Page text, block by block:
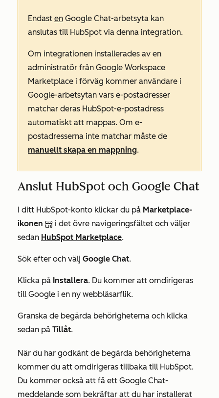
Endast en Google Chat-arbetsyta kan
anslutas till HubSpot via denna integration.
Om integrationen installerades av en
administratör från Google Workspace
Marketplace i förväg kommer användare i
Google-arbetsytan vars e-postadresser
matchar deras HubSpot-e-postadress
automatiskt att mappas. Om e-
postadresserna inte matchar måste de
manuellt skapa en mappning.
Anslut HubSpot och Google Chat
I ditt HubSpot-konto klickar du på Marketplace-
ikonen
i det övre navigeringsfältet och väljer
sedan HubSpot Marketplace.
Sök efter och välj Google Chat.
Klicka på Installera. Du kommer att omdirigeras
till Google i en ny webbläsarflik.
Granska de begärda behörigheterna och klicka
sedan på Tillåt.
När du har godkänt de begärda behörigheterna
kommer du att omdirigeras tillbaka till HubSpot.
Du kommer också att få ett Google Chat-
meddelande som bekräftar att du har installerat